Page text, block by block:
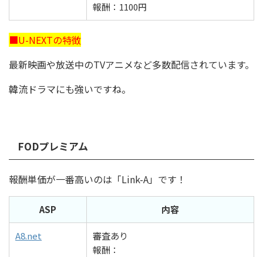
報酬：1100円
■U-NEXTの特徴
最新映画や放送中のTVアニメなど多数配信されています。
韓流ドラマにも強いですね。
FODプレミアム
報酬単価が一番高いのは「Link-A」です！
ASP 内容
A8.net
審査あり
報酬：